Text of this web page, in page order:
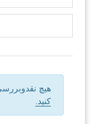
هیچ
کنید.